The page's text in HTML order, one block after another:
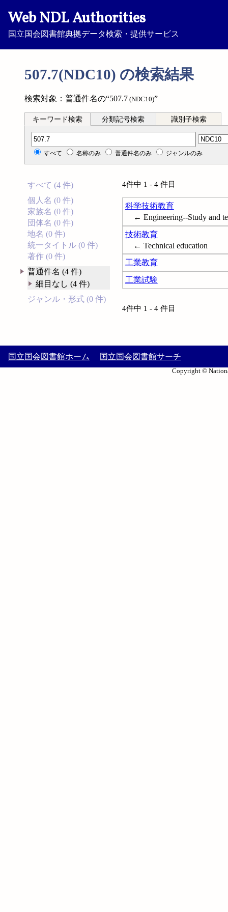
Web NDL Authorities
国立国会図書館典拠データ検索・提供サービス
507.7(NDC10) の検索結果
検索対象：普通件名の“507.7 (NDC10)”
キーワード検索 分類記号検索 識別子検索
分類記号検索
すべて 名称のみ 普通件名のみ ジャンルのみ
すべて (4 件)
個人名 (0 件)
家族名 (0 件)
団体名 (0 件)
地名 (0 件)
統一タイトル (0 件)
著作 (0 件)
普通件名 (4 件)
細目なし (4 件)
ジャンル・形式 (0 件)
4件中 1 - 4 件目
科学技術教育
← Engineering--Study and
技術教育
← Technical education
工業教育
工業試験
4件中 1 - 4 件目
国立国会図書館ホーム 国立国会図書館サーチ
Copyright ©